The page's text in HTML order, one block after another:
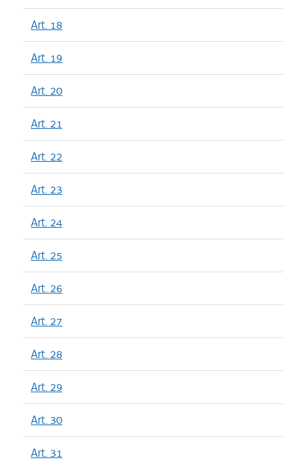
Art. 18
Art. 19
Art. 20
Art. 21
Art. 22
Art. 23
Art. 24
Art. 25
Art. 26
Art. 27
Art. 28
Art. 29
Art. 30
Art. 31